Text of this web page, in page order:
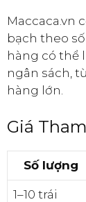
Maccaca.vn
bạch theo
hàng có thể
ngân sách,
hàng lớn.
Giá
Số lượng
1–10 trái